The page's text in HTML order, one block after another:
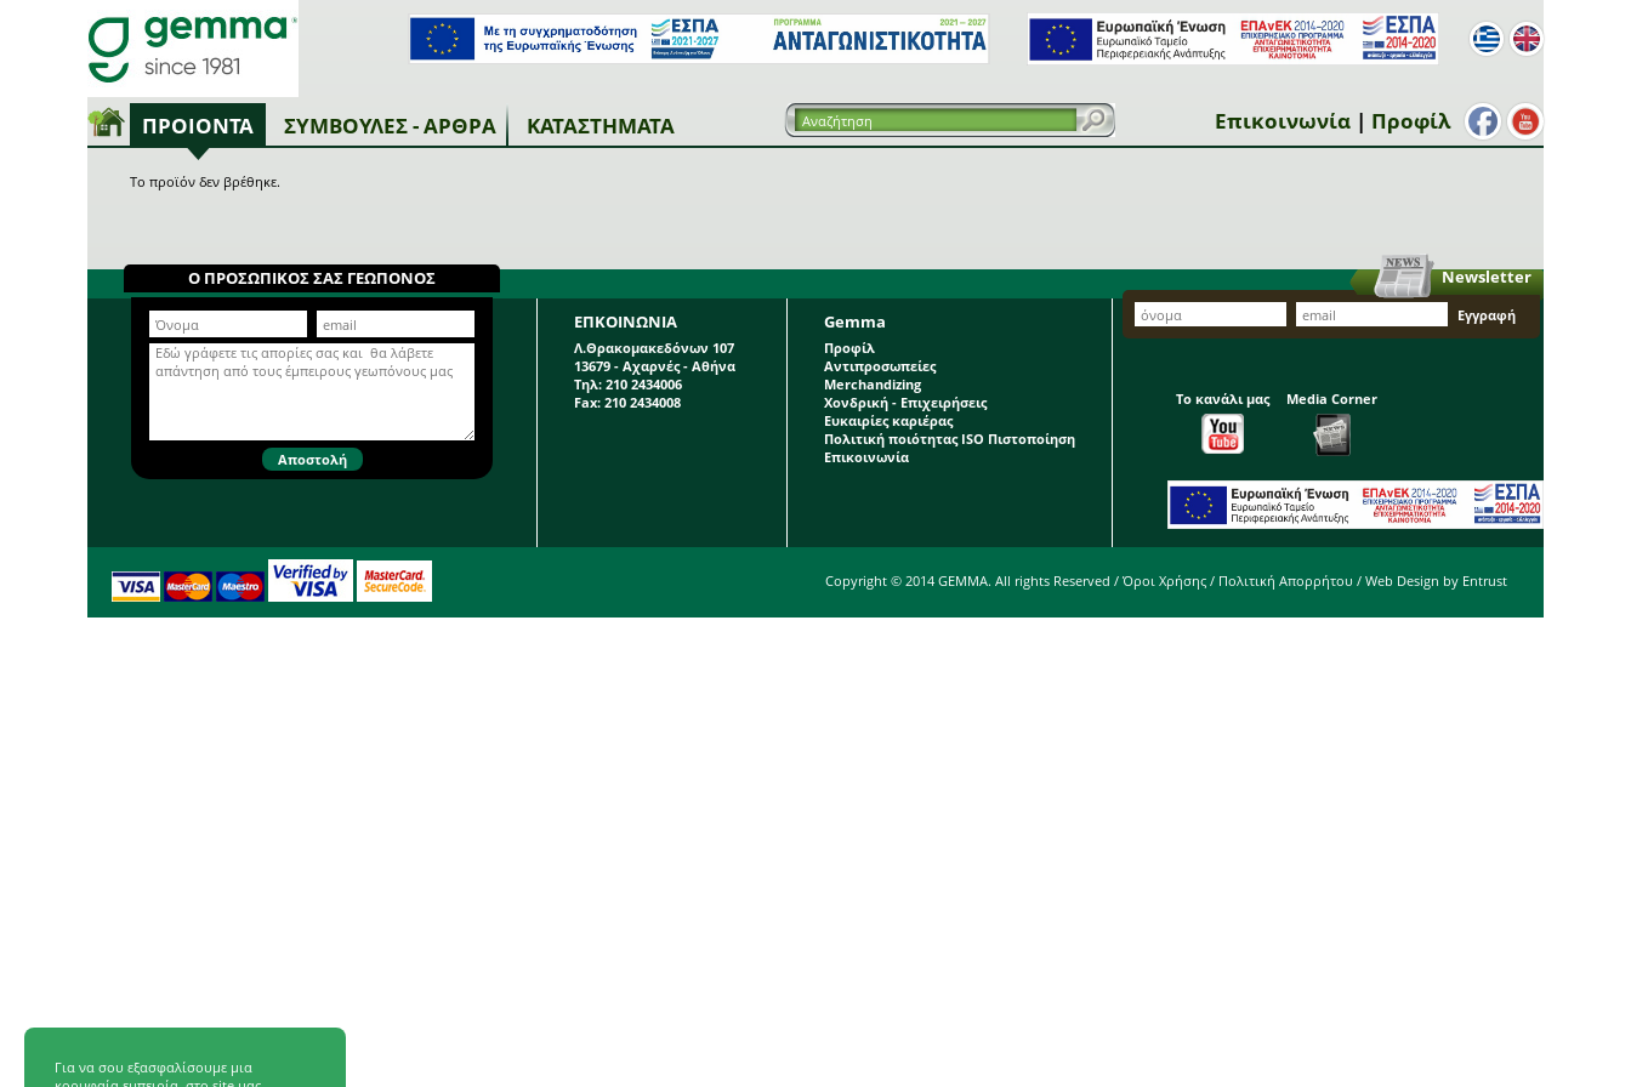
ΠΡΟΙΟΝΤΑ ΣΥΜΒΟΥΛΕΣ - ΑΡΘΡΑ ΚΑΤΑΣΤΗΜΑΤΑ Επικοινωνία | Προφίλ
Το προϊόν δεν βρέθηκε.
Ο ΠΡΟΣΩΠΙΚΟΣ ΣΑΣ ΓΕΩΠΟΝΟΣ
ΕΠΚΟΙΝΩΝΙΑ
Λ.Θρακομακεδόνων 107
13679 - Αχαρνές - Αθήνα
Τηλ: 210 2434006
Fax: 210 2434008
Gemma
Προφίλ
Αντιπροσωπείες
Merchandizing
Χονδρική - Επιχειρήσεις
Ευκαιρίες καριέρας
Πολιτική ποιότητας ISO Πιστοποίηση
Επικοινωνία
Newsletter
Το κανάλι μας Media Corner
Copyright © 2014 GEMMA. All rights Reserved / Όροι Χρήσης / Πολιτική Απορρήτου / Web Design by Entrust
Για να σου εξασφαλίσουμε μια